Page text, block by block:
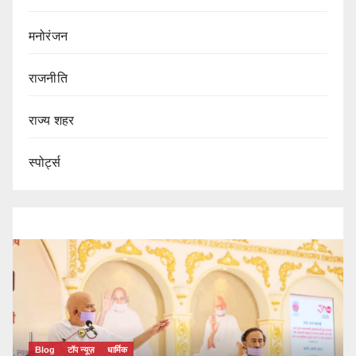
मनोरंजन
राजनीति
राज्य शहर
स्पोर्ट्स